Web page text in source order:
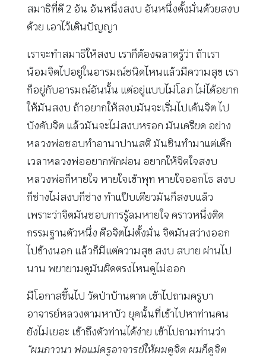
สมาธิที่ดี 2 อัน อันหนึ่งสงบ อันหนึ่งตั้งมั่นด้วยสงบ
ด้วย เอาไว้เดินปัญญา
เราจะทำสมาธิให้สงบ เราก็ต้องฉลาดรู้ว่า ถ้าเรา
น้อมจิตไปอยู่ในอารมณ์ชนิดไหนแล้วมีความสุข เรา
ก็อยู่กับอารมณ์อันนั้น แต่อยู่แบบไม่โลภ ไม่ได้อยาก
ให้มันสงบ ถ้าอยากให้สงบมันจะเริ่มไปเค้นจิต ไป
บังคับจิต แล้วมันจะไม่สงบหรอก มันเครียด อย่าง
หลวงพ่อชอบทำอานาปานสติ มันชินทำมาแต่เด็ก
เวลาหลวงพ่ออยากพักผ่อน อยากให้จิตใจสงบ
หลวงพ่อก็หายใจ หายใจเข้าพุท หายใจออกโธ สงบ
ก็ช่างไม่สงบก็ช่าง ทำแป๊บเดียวมันก็สงบแล้ว
เพราะว่าจิตมันชอบการรู้ลมหายใจ คราวหนึ่งติด
กรรมฐานตัวหนึ่ง คือจิตไม่ตั้งมั่น จิตมันสว่างออก
ไปข้างนอก แล้วก็มีแต่ความสุข สงบ สบาย ผ่านไป
นาน พยายามดูมันผิดตรงไหนดูไม่ออก
มีโอกาสขึ้นไป วัดป่าบ้านตาด เข้าไปถามครูบา
อาจารย์หลวงตามหาบัว ยุคนั้นที่เข้าไปหาท่านคน
ยังไม่เยอะ เข้าถึงตัวท่านได้ง่าย เข้าไปถามท่านว่า
“ผมภาวนา พ่อแม่ครูอาจารย์ให้ผมดูจิต ผมก็ดูจิต